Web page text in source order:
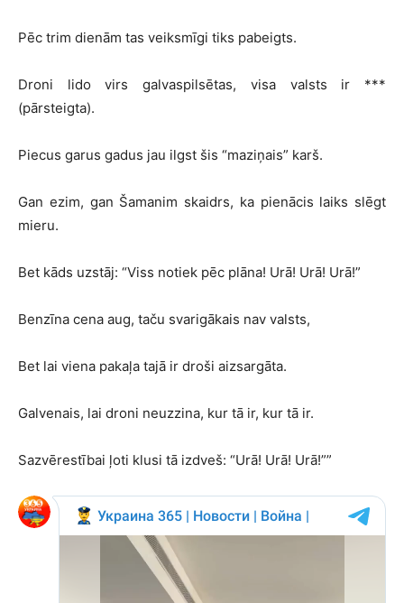
Pēc trim dienām tas veiksmīgi tiks pabeigts.
Droni lido virs galvaspilsētas, visa valsts ir ***
(pārsteigta).
Piecus garus gadus jau ilgst šis “maziņais” karš.
Gan ezim, gan Šamanim skaidrs, ka pienācis laiks slēgt
mieru.
Bet kāds uzstāj: “Viss notiek pēc plāna! Urā! Urā! Urā!”
Benzīna cena aug, taču svarigākais nav valsts,
Bet lai viena pakaļa tajā ir droši aizsargāta.
Galvenais, lai droni neuzzina, kur tā ir, kur tā ir.
Sazvērestībai ļoti klusi tā izdveš: “Urā! Urā! Urā!””